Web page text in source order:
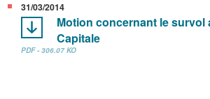
31/03/2014
Motion concernant le survol
Capitale
PDF - 306.07 KO